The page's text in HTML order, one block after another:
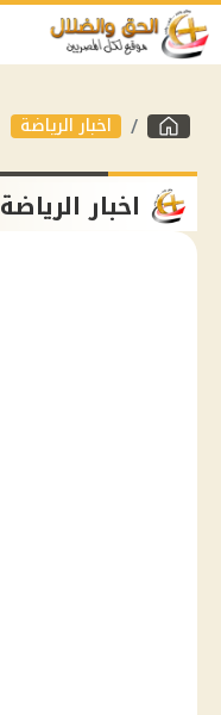
اخبار الرياضة
اخبار الرياضة